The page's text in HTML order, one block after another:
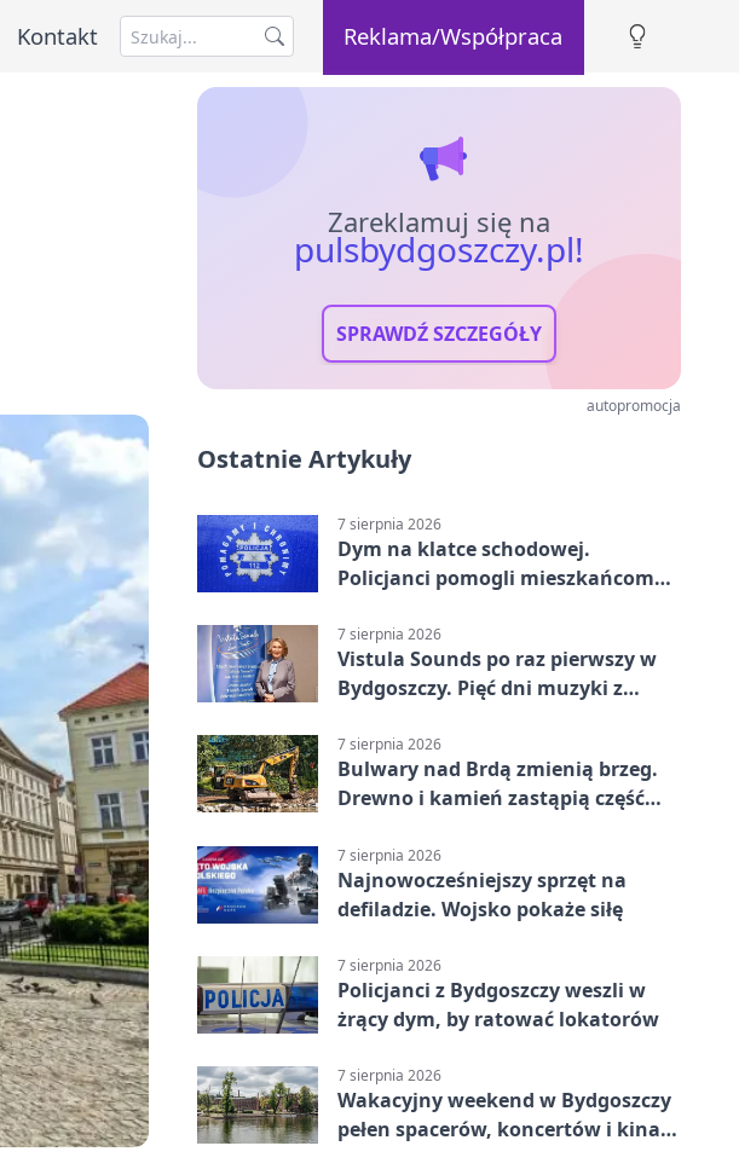
Kontakt Reklama/Współpraca
Zareklamuj się na
pulsbydgoszczy.pl!
SPRAWDŹ SZCZEGÓŁY
autopromocja
Ostatnie Artykuły
7 sierpnia 2026
Dym na klatce schodowej.
Policjanci pomogli mieszkańcom
7 sierpnia 2026
Vistula Sounds po raz pierwszy w
Bydgoszczy. Pięć dni muzyki z
7 sierpnia 2026
Bulwary nad Brdą zmienią brzeg.
Drewno i kamień zastąpią część
7 sierpnia 2026
Najnowocześniejszy sprzęt na
defiladzie. Wojsko pokaże siłę
7 sierpnia 2026
Policjanci z Bydgoszczy weszli w
żrący dym, by ratować lokatorów
7 sierpnia 2026
Wakacyjny weekend w Bydgoszczy
pełen spacerów, koncertów i kina